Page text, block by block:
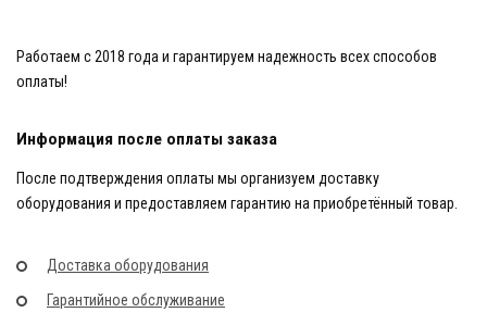
Работаем с 2018 года и гарантируем надежность всех способов
оплаты!
Информация после оплаты заказа
После подтверждения оплаты мы организуем доставку
оборудования и предоставляем гарантию на приобретённый товар.
Доставка оборудования
Гарантийное обслуживание